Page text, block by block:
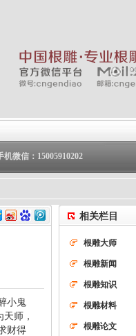
机微信：15005910202
小鬼
师，
财得
相关栏目
根雕大师
根雕新闻
根雕知识
根雕材料
根雕论文